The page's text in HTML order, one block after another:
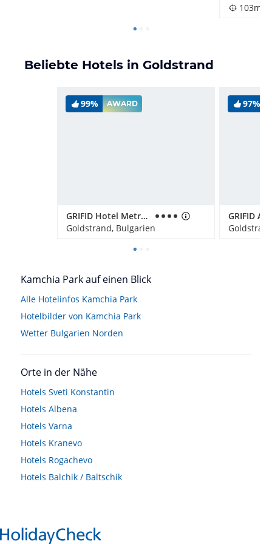
103m
Beliebte Hotels in Goldstrand
99% AWARD
GRIFID Hotel Metropol
Goldstrand, Bulgarien
97%
Kamchia Park auf einen Blick
Alle Hotelinfos Kamchia Park
Hotelbilder von Kamchia Park
Wetter Bulgarien Norden
Orte in der Nähe
Hotels Sveti Konstantin
Hotels Albena
Hotels Varna
Hotels Kranevo
Hotels Rogachevo
Hotels Balchik / Baltschik